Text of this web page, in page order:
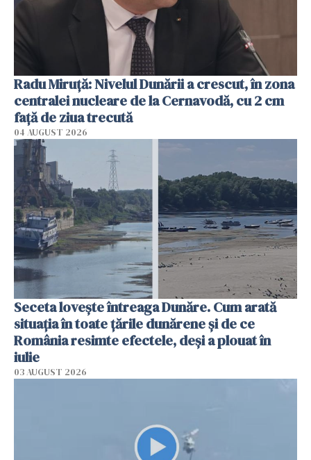
Radu Miruţă: Nivelul Dunării a crescut, în zona
centralei nucleare de la Cernavodă, cu 2 cm
faţă de ziua trecută
04 AUGUST 2026
Seceta lovește întreaga Dunăre. Cum arată
situația în toate țările dunărene și de ce
România resimte efectele, deși a plouat în
iulie
03 AUGUST 2026